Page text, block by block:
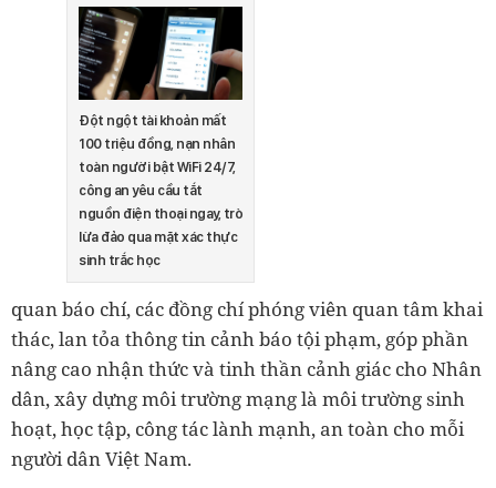
Đột ngột tài khoản mất
100 triệu đồng, nạn nhân
toàn người bật WiFi 24/7,
công an yêu cầu tắt
nguồn điện thoại ngay, trò
lừa đảo qua mặt xác thực
sinh trắc học
quan báo chí, các đồng chí phóng viên quan tâm khai
thác, lan tỏa thông tin cảnh báo tội phạm, góp phần
nâng cao nhận thức và tinh thần cảnh giác cho Nhân
dân, xây dựng môi trường mạng là môi trường sinh
hoạt, học tập, công tác lành mạnh, an toàn cho mỗi
người dân Việt Nam.